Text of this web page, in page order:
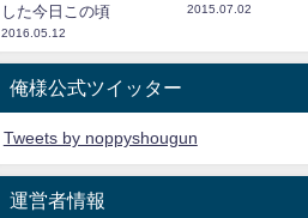
した今日この頃
2016.05.12
2015.07.02
俺様公式ツイッター
Tweets by noppyshougun
運営者情報